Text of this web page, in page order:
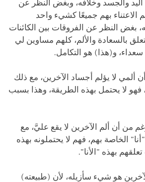
اليد والجسد وخلافه، وبغض النظر عن
الاعتناء بهم جميعًا كشيء واحد
بغض النظر عن الفروقات بين الكائنات
يتعلق بالسعادة والألم، كلهم مساوين لي
سعداء، و(هذا) هو التكامل.
ألمي لا يؤلم أجساد الآخرين، مع ذلك
فهو لا يحتمل بهذه الطريقة، وهذا بسبب
من أن ألم الآخرين لا يقع عليَّ، مع
الخاصة بهم، فهم لا يحتملونه بهذه
بهذه "الأنا".
الآخرين هو شيء سأزيله، لأن (طبيعته)